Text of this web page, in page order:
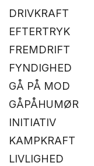
DRIVKRAFT
EFTERTRYK
FREMDRIFT
FYNDIGHED
GÅ PÅ MOD
GÅPÅHUMØR
INITIATIV
KAMPKRAFT
LIVLIGHED